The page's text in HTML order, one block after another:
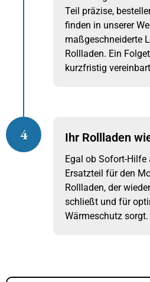
Teil präzise,
finden in unserer
maßgeschneiderte
Rollladen. Ein
kurzfristig
Ihr Rollladen
Egal ob Sofort-Hilfe
Ersatzteil für den
Rollladen, der
schließt und für
Wärmeschutz sorgt.
4